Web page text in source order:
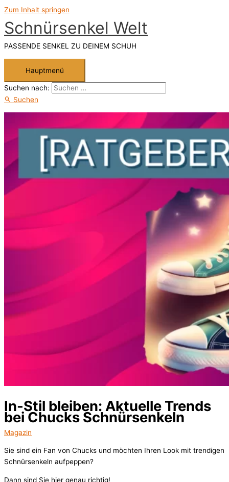
Zum Inhalt springen
Schnürsenkel Welt
PASSENDE SENKEL ZU DEINEM SCHUH
Hauptmenü
Suchen nach:
Suchen
In-Stil bleiben: Aktuelle Trends
bei Chucks Schnürsenkeln
Magazin
Sie sind ein Fan von Chucks und möchten Ihren Look mit trendigen
Schnürsenkeln aufpeppen?
Dann sind Sie hier genau richtig!